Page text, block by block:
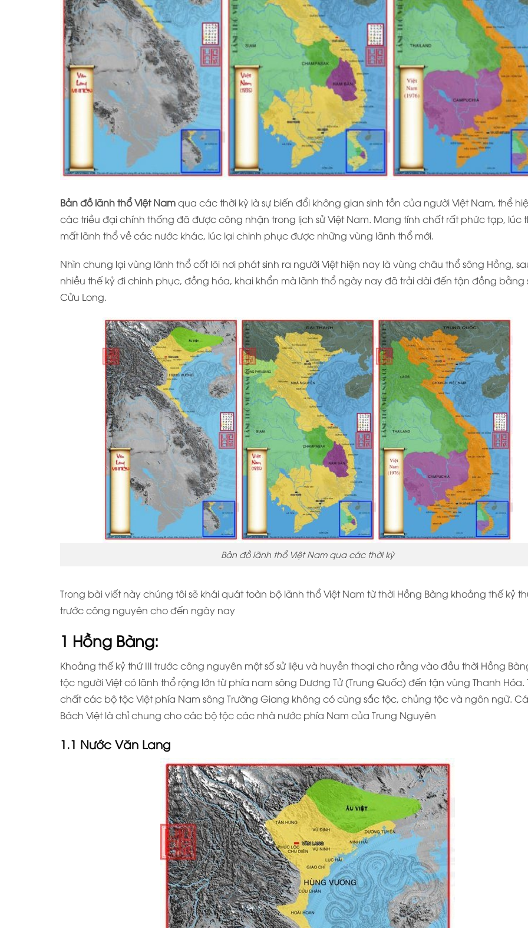
Bản đồ lãnh thổ Việt Namqua các thời kỳ là sự biến đổi không gian sinh tồn của người Việt Nam, thể
các triều đại chính thống đã được công nhận trong lịch sử Việt Nam. Mang tính chất rất phức tạp, lúc
mất lãnh thổ về các nước khác, lúc lại chinh phục được những vùng lãnh thổ mới.
Nhìn chung lại vùng lãnh thổ cốt lõi nơi phát sinh ra người Việt hiện nay là vùng châu thổ sông Hồng,
nhiều thế kỷ đi chinh phục, đồng hóa, khai khẩn mà lãnh thổ ngày nay đã trải dài đến tận đồng bằng
Cửu Long.
Bản đồ lãnh thổ Việt Nam qua các thời kỳ
Trong bài viết này chúng tôi sẽ khái quát toàn bộ lãnh thổ Việt Nam từ thời Hồng Bàng khoảng thế kỷ
trước công nguyên cho đến ngày nay
1 Hồng Bàng:
Khoảng thế kỷ thứ III trước công nguyên một số sử liệu và huyền thoại cho rằng vào đầu thời Hồng
tộc người Việt có lãnh thổ rộng lớn từ phía nam sông Dương Tử (Trung Quốc) đến tận vùng Thanh Hóa.
chất các bộ tộc Việt phía Nam sông Trường Giang không có cùng sắc tộc, chủng tộc và ngôn ngữ.
Bách Việt là chỉ chung cho các bộ tộc các nhà nước phía Nam của Trung Nguyên
1.1 Nước Văn Lang